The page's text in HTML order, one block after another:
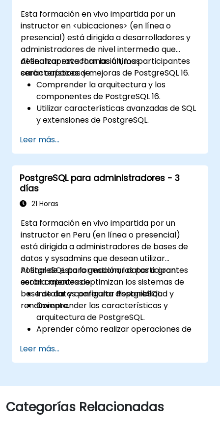
Esta formación en vivo impartida por un
instructor en <ubicaciones> (en línea o
presencial) está dirigida a desarrolladores y
administradores de nivel intermedio que
desean aprovechar las últimas
características y mejoras de PostgreSQL 16.
Al finalizar esta formación, los participantes
serán capaces de:
Comprender la arquitectura y los
componentes de PostgreSQL 16.
Utilizar características avanzadas de SQL
y extensiones de PostgreSQL.
seguridad y controles de acceso.
Realizar tareas de administración de
bases de datos, incluyendo copias de
seguridad, recuperación y monitoreo.
Optimizar el rendimiento de la base de
datos mediante estrategias de ajuste e
Utilizar las herramientas integradas de
PostgreSQL para alta disponibilidad y
replicación.
Integrar PostgreSQL con frameworks
modernos de desarrollo de aplicaciones.
Leer más...
PostgreSQL para administradores - 3
días
21 Horas
Esta formación en vivo impartida por un
instructor en Peru (en línea o presencial)
está dirigida a administradores de bases de
datos y sysadmins que desean utilizar
PostgreSQL para gestionar datos a gran
escala mientras optimizan los sistemas de
base de datos para alta disponibilidad y
rendimiento.
Al final de esta formación, los participantes
serán capaces de:
Instalar y configurar PostgreSQL.
Comprender las características y
arquitectura de PostgreSQL.
Aprender cómo realizar operaciones de
Realizar respaldos y recuperaciones de la
base de datos para prevenir la pérdida
Configurar el servidor para alta
disponibilidad.
Aprender las herramientas y técnicas
Leer más...
Categorías Relacionadas